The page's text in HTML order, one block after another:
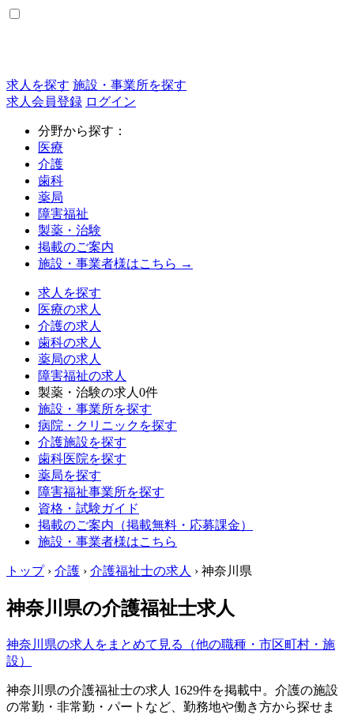
求人を探す 施設・事業所を探す
求人会員登録 ログイン
分野から探す：
医療
介護
歯科
薬局
障害福祉
製薬・治験
掲載のご案内
施設・事業者様はこちら →
求人を探す
医療の求人
介護の求人
歯科の求人
薬局の求人
障害福祉の求人
製薬・治験の求人 0件
施設・事業所を探す
病院・クリニックを探す
介護施設を探す
歯科医院を探す
薬局を探す
障害福祉事業所を探す
資格・試験ガイド
掲載のご案内（掲載無料・応募課金）
施設・事業者様はこちら
トップ › 介護 › 介護福祉士の求人 › 神奈川県
神奈川県の介護福祉士求人
神奈川県の求人をまとめて見る（他の職種・市区町村・施
設）
神奈川県の介護福祉士の求人 1629件を掲載中。介護の施設
の常勤・非常勤・パートなど、勤務地や働き方から探せま